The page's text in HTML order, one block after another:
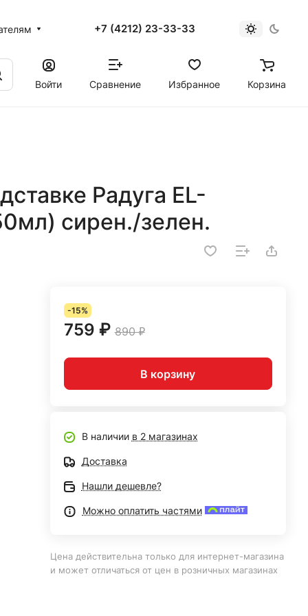
+7 (4212) 23-33-33
Войти Сравнение Избранное Корзина
Радуга EL-
сирен./зелен.
-15%
759 ₽ 890 ₽
В корзину
В наличии в 2 магазинах
Доставка
Нашли дешевле?
Можно оплатить частями
Цена действительна только для интернет-магазина
и может отличаться от цен в розничных магазинах